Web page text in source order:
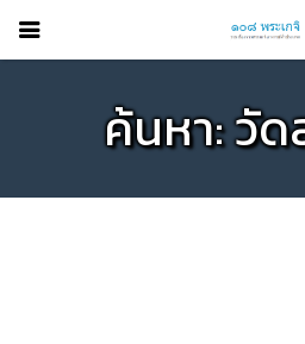
ค้นหา: วั